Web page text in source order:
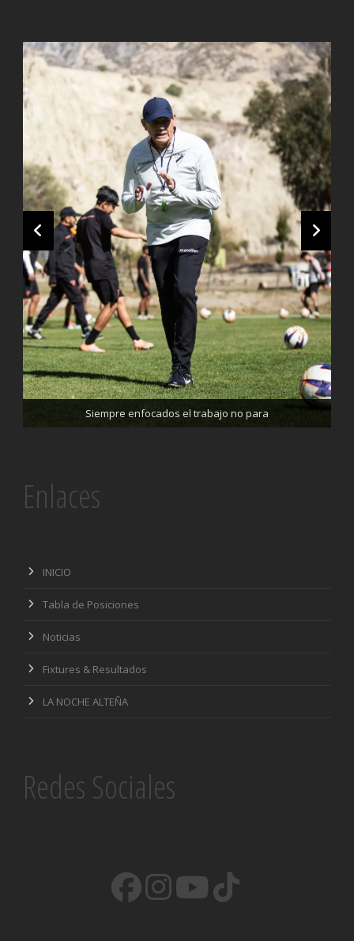
Siempre enfocados el trabajo no para
Trabajando enfocados, listos para el partido de mañana
Enlaces
INICIO
Tabla de Posiciones
Noticias
Fixtures & Resultados
LA NOCHE ALTEÑA
Redes Sociales